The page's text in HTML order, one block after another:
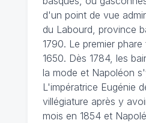
d'un point de vue
du Labourd, province
1790. Le premier
1650. Dès 1784, les
la mode et Napoléon
L'impératrice Eugénie
villégiature après y
mois en 1854 et